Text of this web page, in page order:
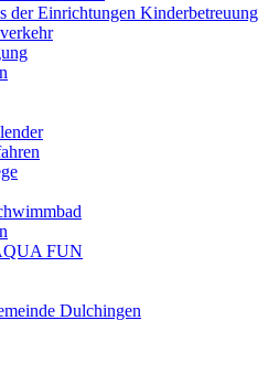
der Einrichtungen Kinderbetreuung
FUN
Dulchingen